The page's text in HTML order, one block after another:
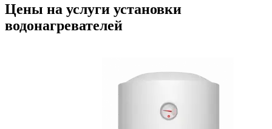
Цены на услуги установки
водонагревателей